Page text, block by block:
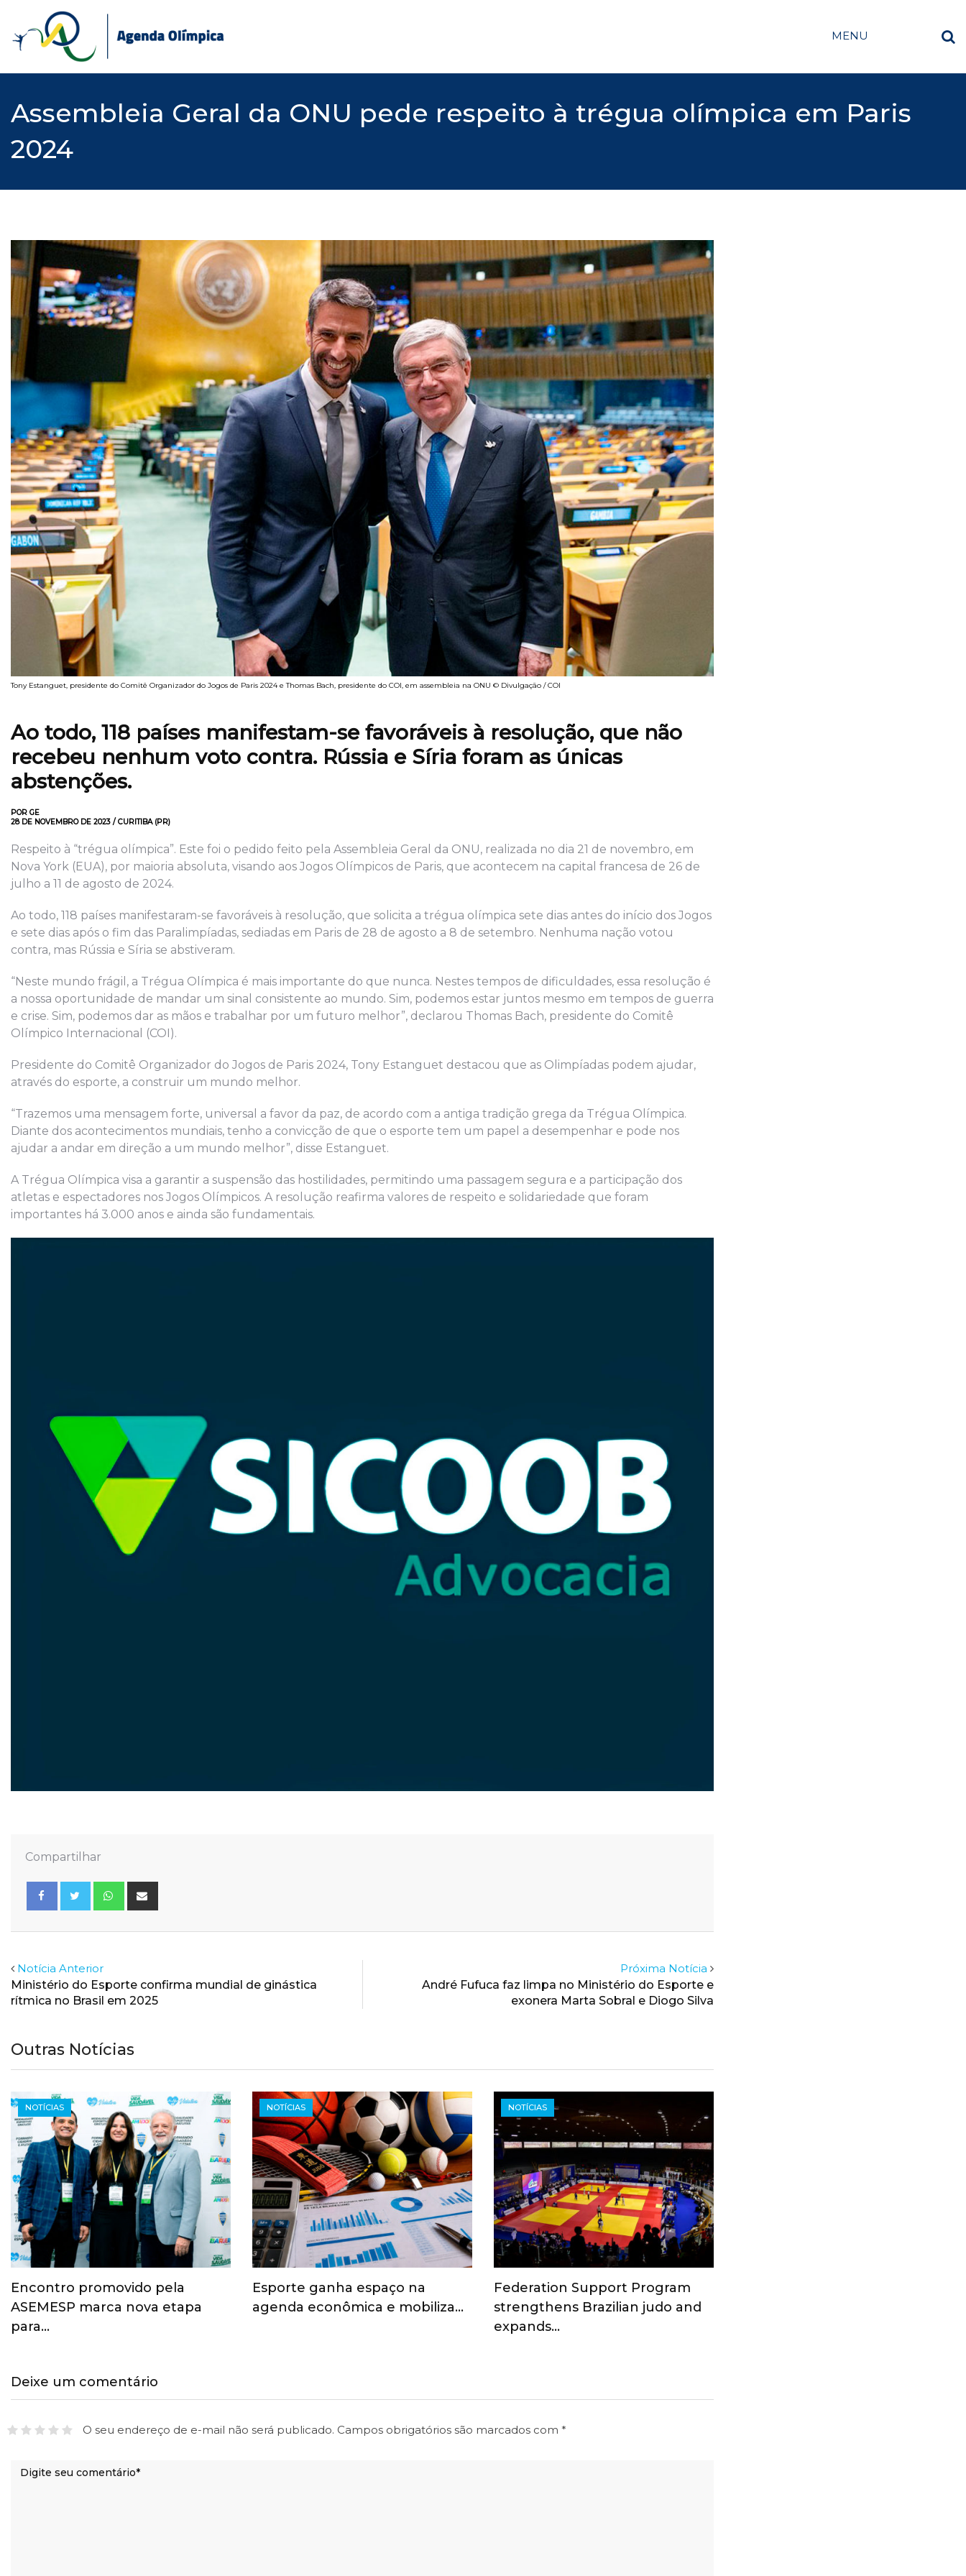
content
MENU
Assembleia Geral da ONU pede respeito à trégua olímpica em Paris
2024
Tony Estanguet, presidente do Comitê Organizador do Jogos de Paris 2024 e Thomas Bach, presidente do COI, em assembleia na ONU © Divulgação / COI
Ao todo, 118 países manifestam-se favoráveis à resolução, que não
recebeu nenhum voto contra. Rússia e Síria foram as únicas
abstenções.
POR GE
28 DE NOVEMBRO DE 2023 / CURITIBA (PR)
Respeito à “trégua olímpica”. Este foi o pedido feito pela Assembleia Geral da ONU, realizada no dia 21 de novembro, em
Nova York (EUA), por maioria absoluta, visando aos Jogos Olímpicos de Paris, que acontecem na capital francesa de 26 de
julho a 11 de agosto de 2024.
Ao todo, 118 países manifestaram-se favoráveis à resolução, que solicita a trégua olímpica sete dias antes do início dos Jogos
e sete dias após o fim das Paralimpíadas, sediadas em Paris de 28 de agosto a 8 de setembro. Nenhuma nação votou
contra, mas Rússia e Síria se abstiveram.
“Neste mundo frágil, a Trégua Olímpica é mais importante do que nunca. Nestes tempos de dificuldades, essa resolução é
a nossa oportunidade de mandar um sinal consistente ao mundo. Sim, podemos estar juntos mesmo em tempos de guerra
e crise. Sim, podemos dar as mãos e trabalhar por um futuro melhor”, declarou Thomas Bach, presidente do Comitê
Olímpico Internacional (COI).
Presidente do Comitê Organizador do Jogos de Paris 2024, Tony Estanguet destacou que as Olimpíadas podem ajudar,
através do esporte, a construir um mundo melhor.
“Trazemos uma mensagem forte, universal a favor da paz, de acordo com a antiga tradição grega da Trégua Olímpica.
Diante dos acontecimentos mundiais, tenho a convicção de que o esporte tem um papel a desempenhar e pode nos
ajudar a andar em direção a um mundo melhor”, disse Estanguet.
A Trégua Olímpica visa a garantir a suspensão das hostilidades, permitindo uma passagem segura e a participação dos
atletas e espectadores nos Jogos Olímpicos. A resolução reafirma valores de respeito e solidariedade que foram
importantes há 3.000 anos e ainda são fundamentais.
Compartilhar
Whatsapp
Notícia Anterior
Ministério do Esporte confirma mundial de ginástica
rítmica no Brasil em 2025
Próxima Notícia
André Fufuca faz limpa no Ministério do Esporte e
exonera Marta Sobral e Diogo Silva
Outras Notícias
NOTÍCIAS
Encontro promovido pela
ASEMESP marca nova etapa
para…
NOTÍCIAS
Esporte ganha espaço na
agenda econômica e mobiliza…
NOTÍCIAS
Federation Support Program
strengthens Brazilian judo and
expands…
Deixe um comentário
O seu endereço de e-mail não será publicado. Campos obrigatórios são marcados com *